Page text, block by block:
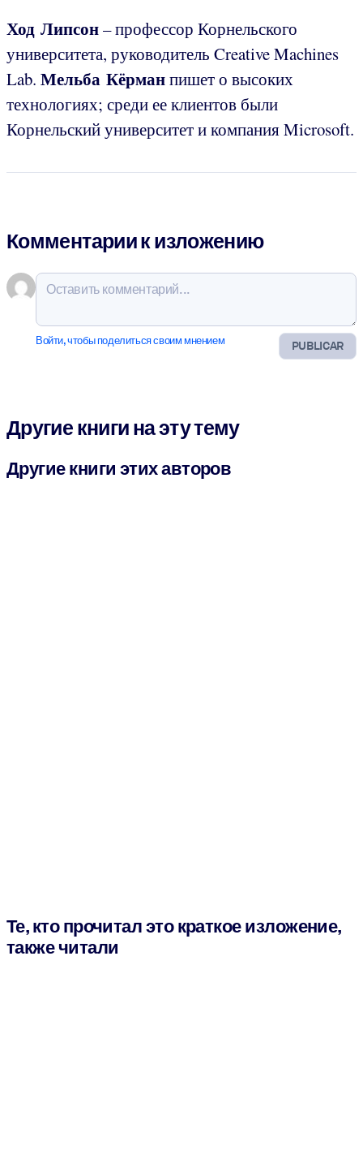
Ход Липсон– профессор Корнельского
университета, руководитель Creative Machines
Lab. Мельба Кёрманпишет о высоких
технологиях; среди ее клиентов были
Корнельский университет и компания Microsoft.
Комментарии к изложению
PUBLICAR
Войти, чтобы поделиться своим мнением
Другие книги на эту тему
Другие книги этих авторов
Те, кто прочитал это краткое изложение,
также читали